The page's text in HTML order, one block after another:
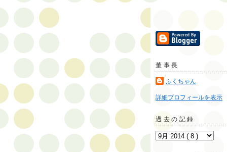
董事長
ふくちゃん
詳細プロフィールを表示
過去の記録